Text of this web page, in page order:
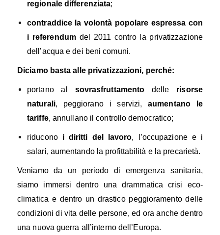
regionale differenziata;
contraddice la volontà popolare espressa con
i referendumdel 2011 contro la privatizzazione
dell’acqua e dei beni comuni.
Diciamo basta alle privatizzazioni, perché:
portano al sovrasfruttamento delle risorse
naturali, peggiorano i servizi,aumentano le
tariffe, annullano il controllo democratico;
riducono i diritti del lavoro, l’occupazione e i
salari, aumentando l a profittabilità e la precarietà.
Veniamo da un periodo di emergenza sanitaria,
siamo immersi dentro una drammatica crisi eco-
climatica e dentro un drastico peggioramento delle
condizioni di vita delle persone, ed ora anche dentro
una nuova guerra all’interno dell’Europa.